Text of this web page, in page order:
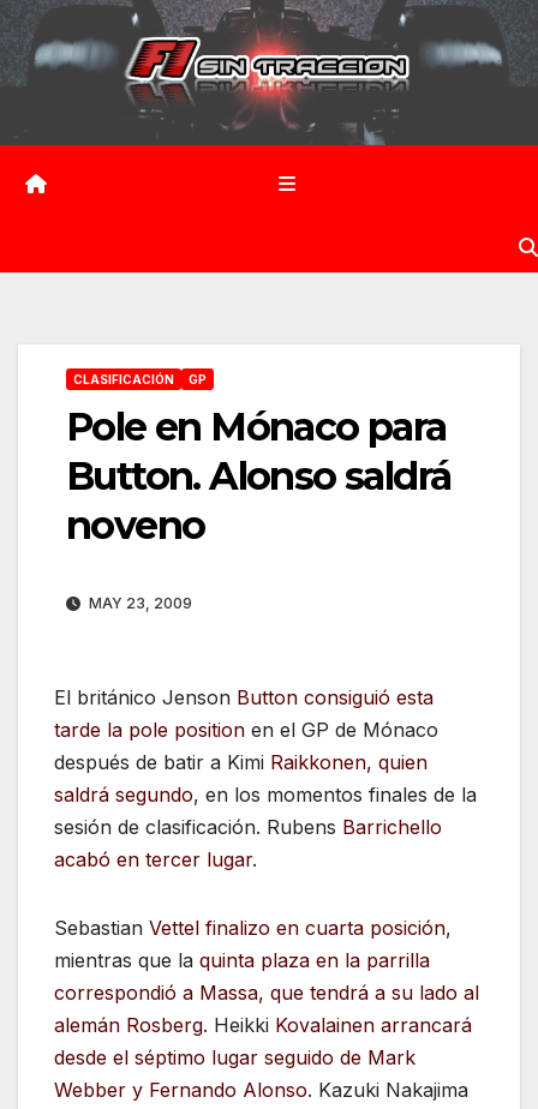
Saltar
contenido
CLASIFICACIÓN GP
Pole en Mónaco para
Button. Alonso saldrá
noveno
MAY 23, 2009
El británico Jenson Button consiguió esta
tarde la pole position en el GP de Mónaco
después de batir a Kimi Raikkonen, quien
saldrá segundo, en los momentos finales de la
sesión de clasificación. Rubens Barrichello
acabó en tercer lugar.
Sebastian Vettel finalizo en cuarta posición,
mientras que la quinta plaza en la parrilla
correspondió a Massa, que tendrá a su lado al
alemán Rosberg. Heikki Kovalainen arrancará
desde el séptimo lugar seguido de Mark
Webber y Fernando Alonso. Kazuki Nakajima